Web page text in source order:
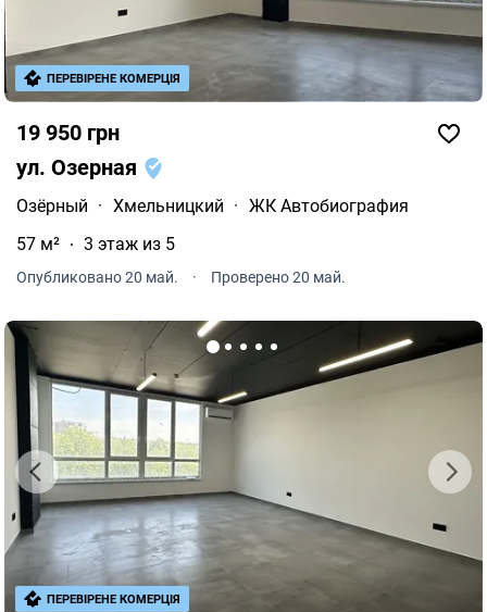
19 950 грн
ул. Озерная
Озёрный · Хмельницкий · ЖК Автобиография
57 м²
3 этаж из 5
Опубликовано 20 май. · Проверено 20 май.
ПЕРЕВІРЕНЕ КОМЕРЦІЯ
ПЕРЕВІРЕНЕ КОМЕРЦІЯ